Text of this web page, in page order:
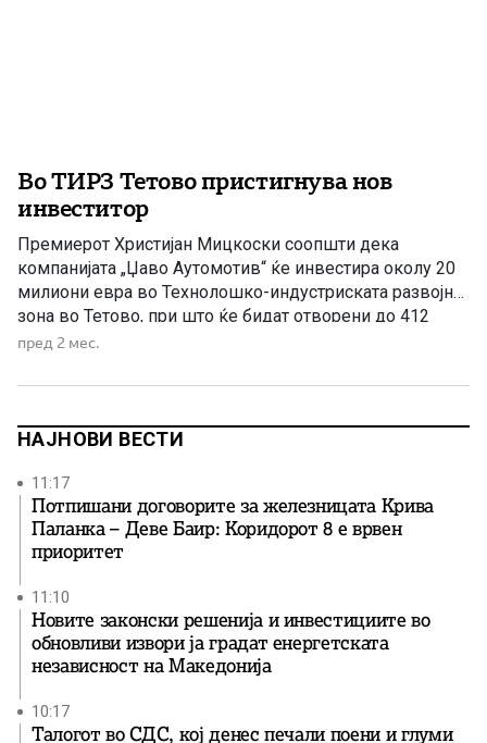
Во ТИРЗ Тетово пристигнува нов
инвеститор
Премиерот Христијан Мицкоски соопшти дека
компанијата „Џаво Аутомотив“ ќе инвестира околу 20
милиони евра во Технолошко-индустриската развојна
зона во Тетово, при што ќе бидат отворени до 412
нови работни места. Технолошко-индустриската
откако претходно пропадна еден од најавуваните
ДУИ. Премиерот Христијан […]
пред 2 мес.
НАЈНОВИ ВЕСТИ
11:17
Потпишани договорите за железницата Крива
Паланка – Деве Баир: Коридорот 8 е врвен
приоритет
11:10
Новите законски решенија и инвестициите во
обновливи извори ја градат енергетската
независност на Македонија
10:17
Талогот во СДС, кој денес печали поени и глуми